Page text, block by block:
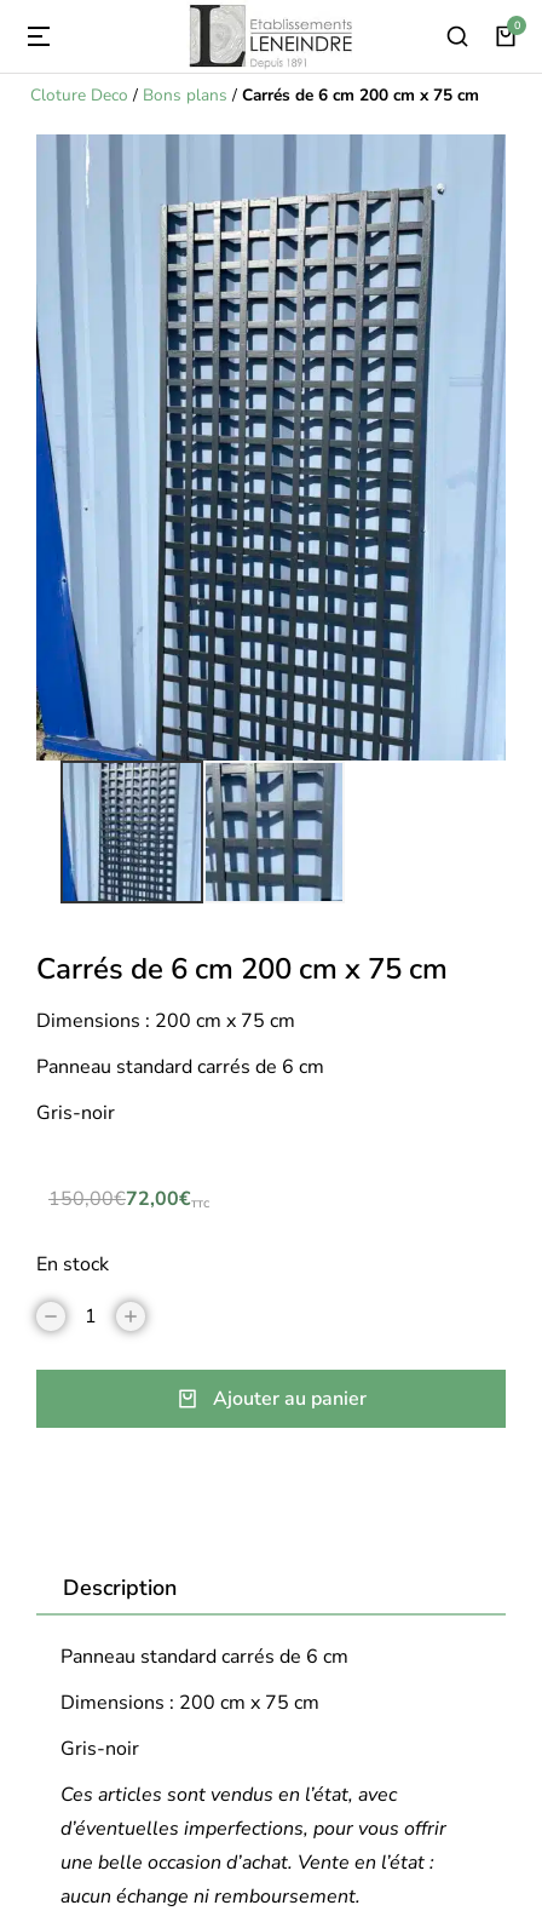
Cloture Deco / Bons plans / Carrés de 6 cm 200 cm x 75 cm
Carrés de 6 cm 200 cm x 75 cm
Dimensions : 200 cm x 75 cm
Panneau standard carrés de 6 cm
Gris-noir
150,00€72,00€TTC
En stock
Ajouter au panier
Description
Panneau standard carrés de 6 cm
Dimensions : 200 cm x 75 cm
Gris-noir
Ces articles sont vendus en l’état, avec
d’éventuelles imperfections, pour vous offrir
une belle occasion d’achat. Vente en l’état :
aucun échange ni remboursement.